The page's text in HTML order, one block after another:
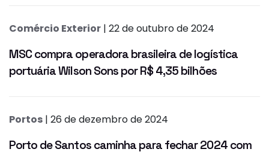
Comércio Exterior | 22 de outubro de 2024
MSC compra operadora brasileira de logística
portuária Wilson Sons por R$ 4,35 bilhões
Portos | 26 de dezembro de 2024
Porto de Santos caminha para fechar 2024 com